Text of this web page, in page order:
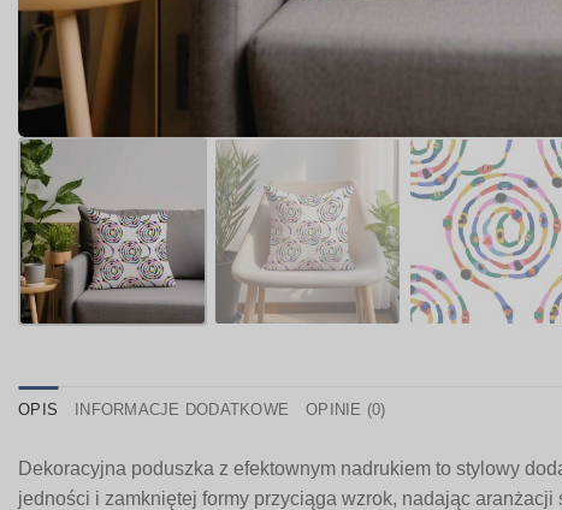
OPIS INFORMACJE DODATKOWE OPINIE (0)
Dekoracyjna poduszka z efektownym nadrukiem to stylowy
jedności i zamkniętej formy przyciąga wzrok, nadając